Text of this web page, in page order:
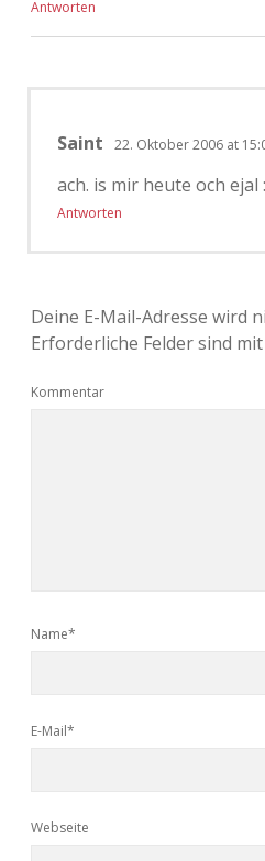
Antworten
Saint 22. Oktober 2006 at
ach. is mir heute och ejal
Antworten
Deine E-Mail-Adresse wird
Erforderliche Felder sind mit
Kommentar
Name*
E-Mail*
Webseite